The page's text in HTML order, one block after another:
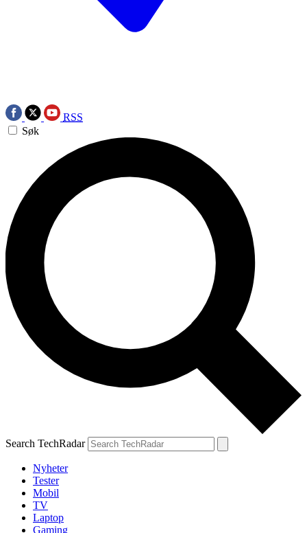
RSS
Søk
Search TechRadar
Nyheter
Tester
Mobil
TV
Laptop
Gaming